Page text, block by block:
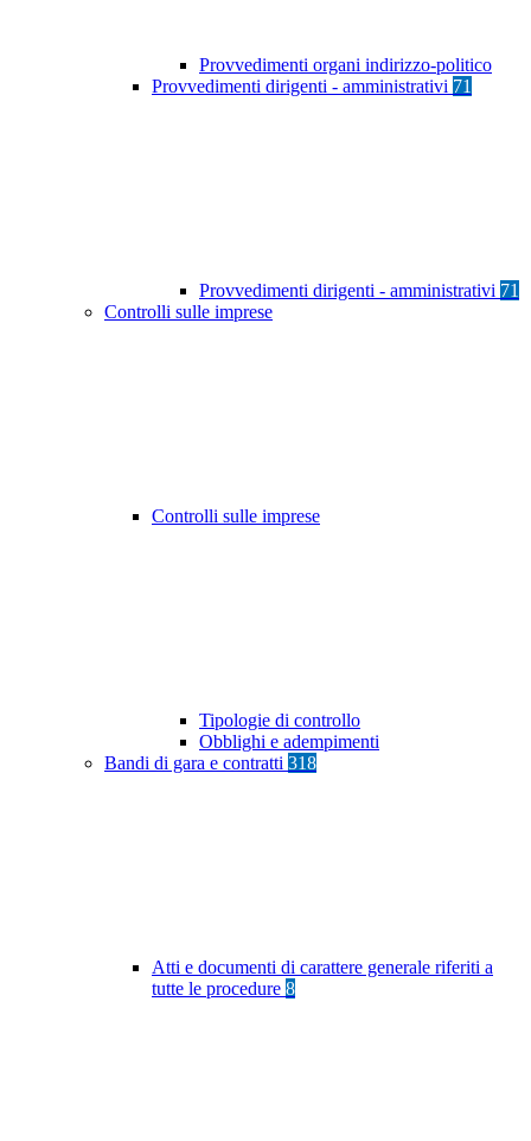
Provvedimenti organi indirizzo-politico
Provvedimenti dirigenti - amministrativi 71
Provvedimenti dirigenti - amministrativi 71
Controlli sulle imprese
Controlli sulle imprese
Tipologie di controllo
Obblighi e adempimenti
Bandi di gara e contratti 318
Atti e documenti di carattere generale riferiti a
tutte le procedure 8